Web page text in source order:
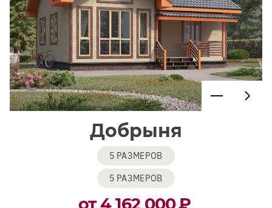
Добрыня
5 РАЗМЕРОВ
5 РАЗМЕРОВ
от 4 162 000₽